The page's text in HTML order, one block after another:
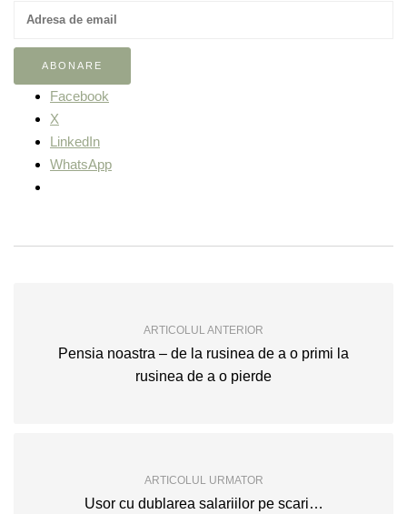
Facebook
X
LinkedIn
WhatsApp
ARTICOLUL ANTERIOR
Pensia noastra – de la rusinea de a o primi la
rusinea de a o pierde
ARTICOLUL URMATOR
Usor cu dublarea salariilor pe scari…